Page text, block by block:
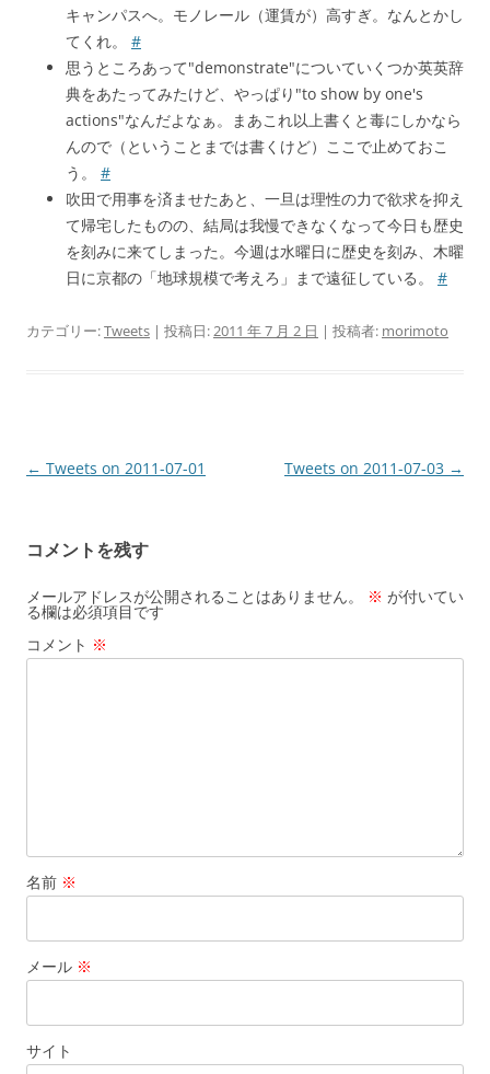
キャンパスへ。モノレール（運賃が）高すぎ。なんとかし
てくれ。 #
思うところあって"demonstrate"についていくつか英英辞
典をあたってみたけど、やっぱり"to show by one's
actions"なんだよなぁ。まあこれ以上書くと毒にしかなら
んので（ということまでは書くけど）ここで止めておこ
う。 #
吹田で用事を済ませたあと、一旦は理性の力で欲求を抑え
て帰宅したものの、結局は我慢できなくなって今日も歴史
を刻みに来てしまった。今週は水曜日に歴史を刻み、木曜
日に京都の「地球規模で考えろ」まで遠征している。 #
カテゴリー:Tweets | 投稿日:2011 年 7 月 2 日 | 投稿者: morimoto
投
ビ
ゲ
ー
シ
← Tweets on 2011-07-01 Tweets on 2011-07-03 →
コメントを残す
メールアドレスが公開されることはありません。 ※ が付いてい
る欄は必須項目です
コメント ※
名前 ※
メール ※
サイト